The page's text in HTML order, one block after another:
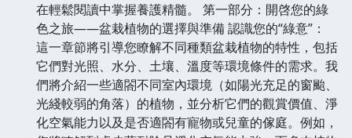
在輕鬆閱讀中掌握養護精髓。 第一部分：開啓您的綠
色之旅——盆栽植物的選擇與準備 認識您的“綠意”：
這一章節將引導您瞭解不同種類盆栽植物的特性，包括
它們對光照、水分、土壤、溫度等環境條件的需求。我
們將介紹一些適閤不同室內環境（如陽光充足的窗颱、
光綫較弱的角落）的植物，並分析它們的觀賞價值、淨
化空氣能力以及是否適閤有寵物或兒童的傢庭。例如，